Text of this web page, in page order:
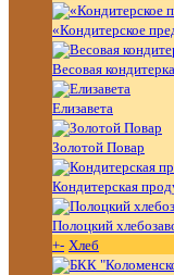
«Кондитерское
Весовая кондитерка
Елизавета
Золотой Повар
Кондитерская
Полоцкий
+- Хлеб